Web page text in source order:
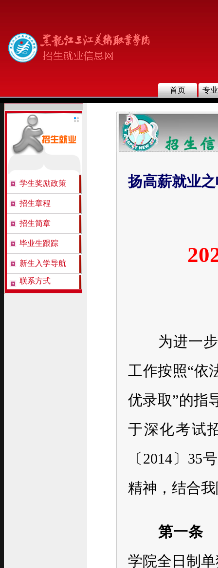
首页 专
学生奖励政策
招生章程
招生简章
毕业生跟踪
新生入学导航
联系方式
扬高薪就业
为进一步
工作按照“依
优录取”的指
于深化考试
〔2014〕
精神，结合
第一条
学院全日制